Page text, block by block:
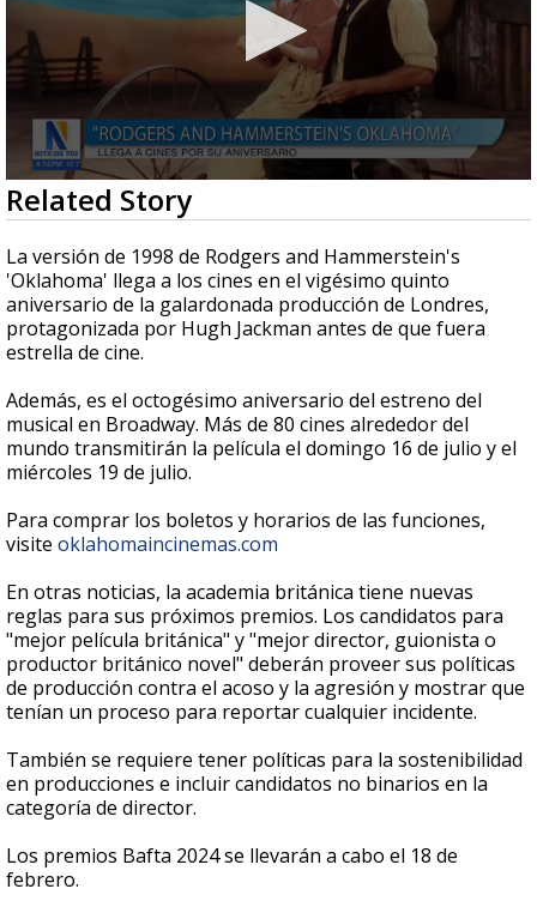
0
seconds
of
2
minutes,
3
seconds
Related Story
La versión de 1998 de Rodgers and Hammerstein's
'Oklahoma' llega a los cines en el vigésimo quinto
aniversario de la galardonada producción de Londres,
protagonizada por Hugh Jackman antes de que fuera
estrella de cine.
Además, es el octogésimo aniversario del estreno del
musical en Broadway. Más de 80 cines alrededor del
mundo transmitirán la película el domingo 16 de julio y el
miércoles 19 de julio.
Para comprar los boletos y horarios de las funciones,
visite oklahomaincinemas.com
En otras noticias, la academia británica tiene nuevas
reglas para sus próximos premios. Los candidatos para
"mejor película británica" y "mejor director, guionista o
productor británico novel" deberán proveer sus políticas
de producción contra el acoso y la agresión y mostrar que
tenían un proceso para reportar cualquier incidente.
También se requiere tener políticas para la sostenibilidad
en producciones e incluir candidatos no binarios en la
categoría de director.
Los premios Bafta 2024 se llevarán a cabo el 18 de
febrero.